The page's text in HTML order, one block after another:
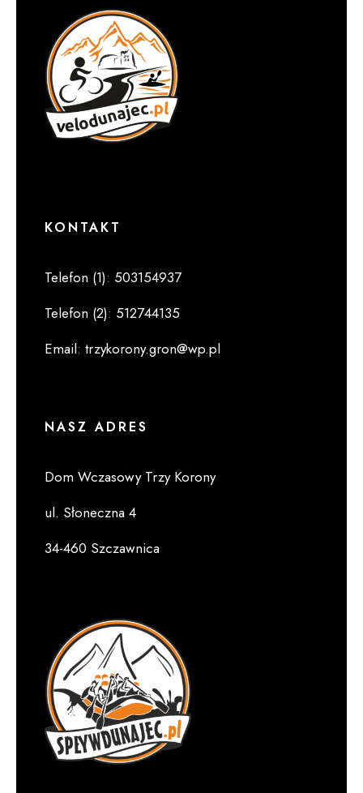
KONTAKT
Telefon (1): 503154937
Telefon (2): 512744135
Email: trzykorony.gron@wp.pl
NASZ ADRES
Dom Wczasowy Trzy Korony
ul. Słoneczna 4
34-460 Szczawnica